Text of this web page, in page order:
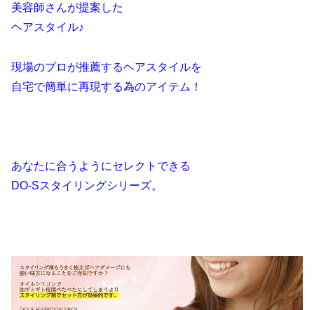
美容師さんが提案した
ヘアスタイル♪
現場のプロが推薦するヘアスタイルを
自宅で簡単に再現する為のアイテム！
あなたに合うようにセレクトできる
DO-Sスタイリングシリーズ。